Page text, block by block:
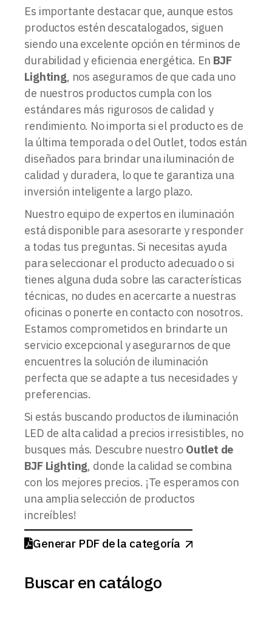
Es importante destacar que, aunque estos
productos estén descatalogados, siguen
siendo una excelente opción en términos de
durabilidad y eficiencia energética. En BJF
Lighting, nos aseguramos de que cada uno
de nuestros productos cumpla con los
estándares más rigurosos de calidad y
rendimiento. No importa si el producto es de
la última temporada o del Outlet, todos están
diseñados para brindar una iluminación de
calidad y duradera, lo que te garantiza una
inversión inteligente a largo plazo.
Nuestro equipo de expertos en iluminación
está disponible para asesorarte y responder
a todas tus preguntas. Si necesitas ayuda
para seleccionar el producto adecuado o si
tienes alguna duda sobre las características
técnicas, no dudes en acercarte a nuestras
oficinas o ponerte en contacto con nosotros.
Estamos comprometidos en brindarte un
servicio excepcional y asegurarnos de que
encuentres la solución de iluminación
perfecta que se adapte a tus necesidades y
preferencias.
Si estás buscando productos de iluminación
LED de alta calidad a precios irresistibles, no
busques más. Descubre nuestro Outlet de
BJF Lighting, donde la calidad se combina
con los mejores precios. ¡Te esperamos con
una amplia selección de productos
increíbles!
Generar PDF de la categoría
Buscar en catálogo